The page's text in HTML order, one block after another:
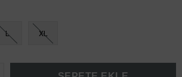
L XL